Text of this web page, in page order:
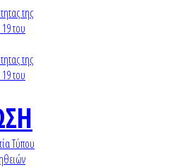
της
του
της
του
Τύπου